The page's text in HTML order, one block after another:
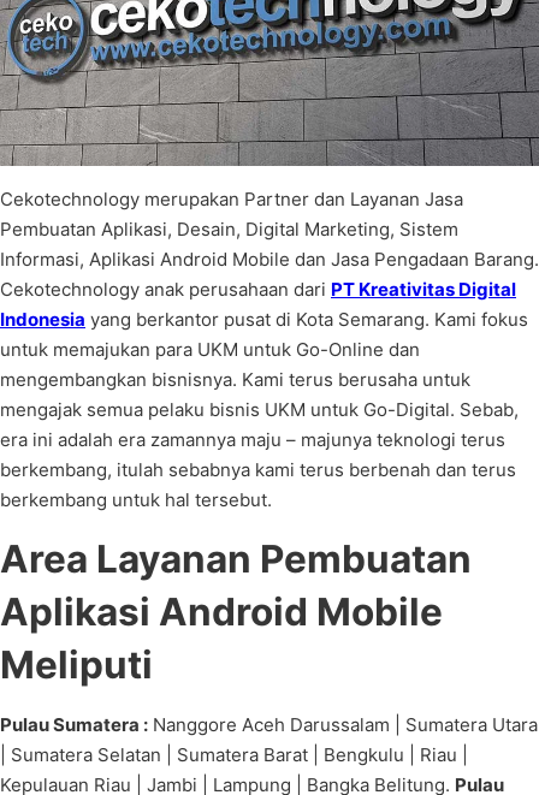
Cekotechnology merupakan Partner dan Layanan Jasa
Pembuatan Aplikasi, Desain, Digital Marketing, Sistem
Informasi, Aplikasi Android Mobile dan Jasa Pengadaan Barang.
Cekotechnology anak perusahaan dari PT Kreativitas Digital
Indonesia yang berkantor pusat di Kota Semarang. Kami fokus
untuk memajukan para UKM untuk Go-Online dan
mengembangkan bisnisnya. Kami terus berusaha untuk
mengajak semua pelaku bisnis UKM untuk Go-Digital. Sebab,
era ini adalah era zamannya maju – majunya teknologi terus
berkembang, itulah sebabnya kami terus berbenah dan terus
berkembang untuk hal tersebut.
Area Layanan Pembuatan
Aplikasi Android Mobile
Meliputi
Pulau Sumatera : Nanggore Aceh Darussalam | Sumatera Utara
| Sumatera Selatan | Sumatera Barat | Bengkulu | Riau |
Kepulauan Riau | Jambi | Lampung | Bangka Belitung. Pulau